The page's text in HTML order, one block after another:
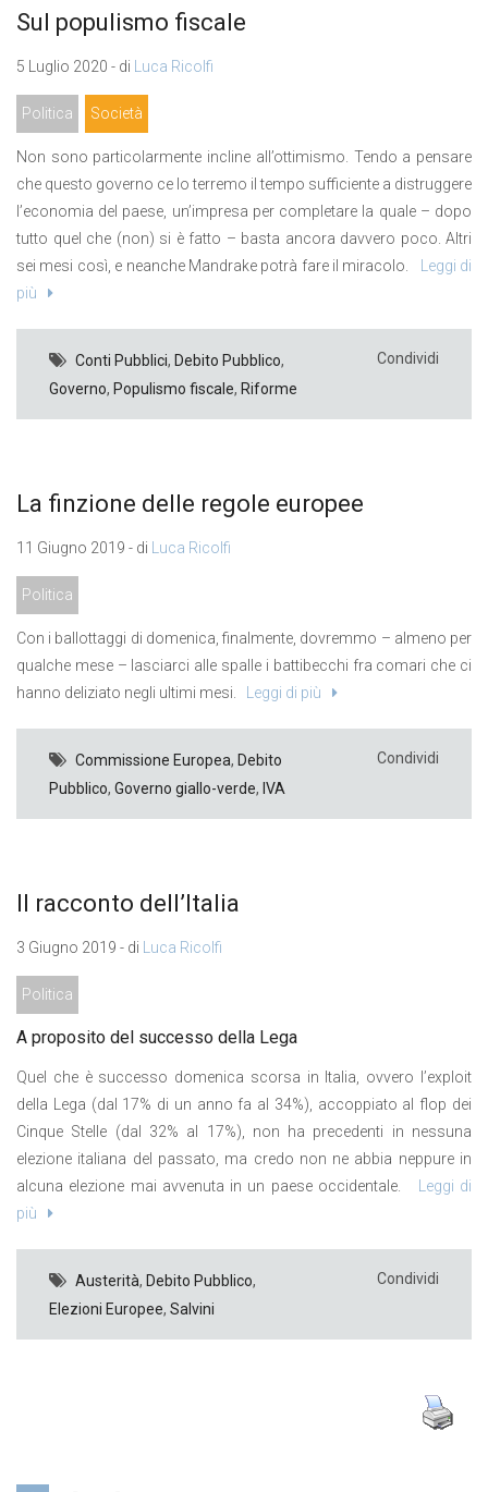
Sul populismo fiscale
5 Luglio 2020 - di Luca Ricolfi
Politica Società
Non sono particolarmente incline all’ottimismo. Tendo a pensare
che questo governo ce lo terremo il tempo sufficiente a distruggere
l’economia del paese, un’impresa per completare la quale – dopo
tutto quel che (non) si è fatto – basta ancora davvero poco. Altri
sei mesi così, e neanche Mandrake potrà fare il miracolo.
Leggi di
più
Conti Pubblici, Debito Pubblico,
Governo, Populismo fiscale, Riforme
Condividi
La finzione delle regole europee
11 Giugno 2019 - di Luca Ricolfi
Politica
Con i ballottaggi di domenica, finalmente, dovremmo – almeno per
qualche mese – lasciarci alle spalle i battibecchi fra comari che ci
hanno deliziato negli ultimi mesi.
Leggi di più
Commissione Europea, Debito
Pubblico, Governo giallo-verde, IVA
Condividi
Il racconto dell’Italia
3 Giugno 2019 - di Luca Ricolfi
Politica
A proposito del successo della Lega
Quel che è successo domenica scorsa in Italia, ovvero l’exploit
della Lega (dal 17% di un anno fa al 34%), accoppiato al flop dei
Cinque Stelle (dal 32% al 17%), non ha precedenti in nessuna
elezione italiana del passato, ma credo non ne abbia neppure in
alcuna elezione mai avvenuta in un paese occidentale.
Leggi di
più
Austerità, Debito Pubblico,
Elezioni Europee, Salvini
Condividi